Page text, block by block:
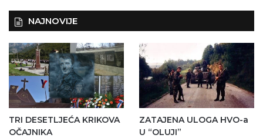
NAJNOVIJE
TRI DESETLJEĆA KRIKOVA
OČAJNIKA
ZATAJENA ULOGA HVO-a
U “OLUJI”